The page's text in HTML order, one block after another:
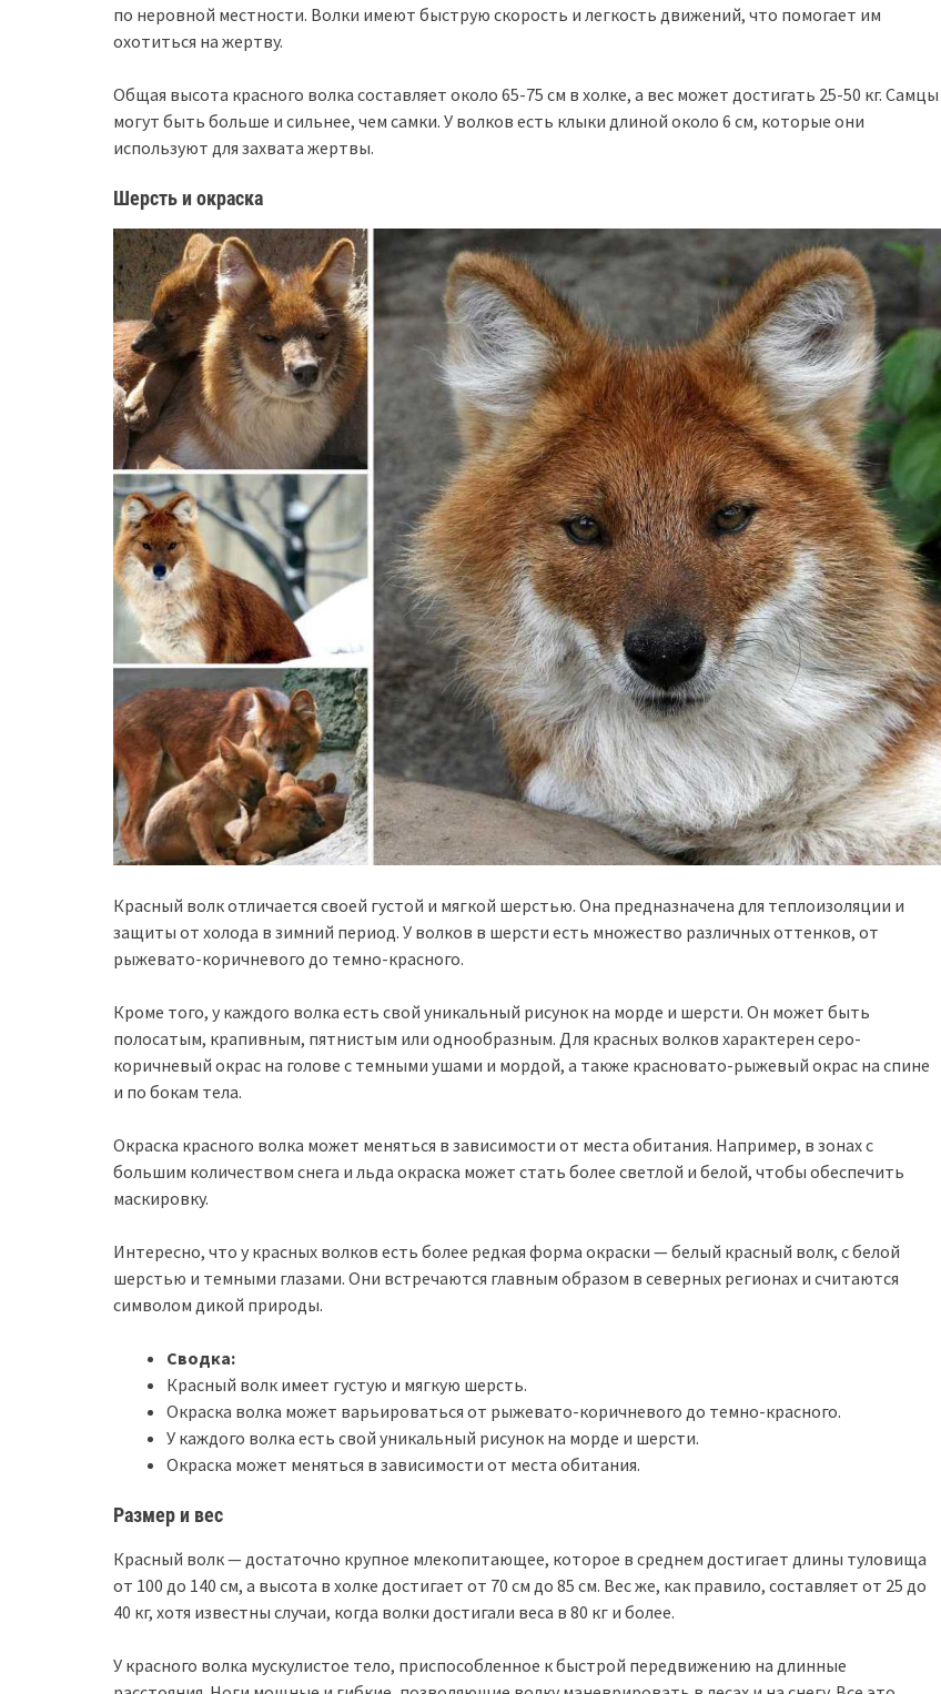
по неровной местности. Волки имеют быструю скорость и легкость движений, что помогает им
охотиться на жертву.
Общая высота красного волка составляет около 65-75 см в холке, а вес может достигать 25-50 кг. Самцы
могут быть больше и сильнее, чем самки. У волков есть клыки длиной около 6 см, которые они
используют для захвата жертвы.
Шерсть и окраска
Красный волк отличается своей густой и мягкой шерстью. Она предназначена для теплоизоляции и
защиты от холода в зимний период. У волков в шерсти есть множество различных оттенков, от
рыжевато-коричневого до темно-красного.
Кроме того, у каждого волка есть свой уникальный рисунок на морде и шерсти. Он может быть
полосатым, крапивным, пятнистым или однообразным. Для красных волков характерен серо-
коричневый окрас на голове с темными ушами и мордой, а также красновато-рыжевый окрас на спине
и по бокам тела.
Окраска красного волка может меняться в зависимости от места обитания. Например, в зонах с
большим количеством снега и льда окраска может стать более светлой и белой, чтобы обеспечить
маскировку.
Интересно, что у красных волков есть более редкая форма окраски — белый красный волк, с белой
шерстью и темными глазами. Они встречаются главным образом в северных регионах и считаются
символом дикой природы.
Сводка:
Красный волк имеет густую и мягкую шерсть.
Окраска волка может варьироваться от рыжевато-коричневого до темно-красного.
У каждого волка есть свой уникальный рисунок на морде и шерсти.
Окраска может меняться в зависимости от места обитания.
Размер и вес
Красный волк — достаточно крупное млекопитающее, которое в среднем достигает длины туловища
от 100 до 140 см, а высота в холке достигает от 70 см до 85 см. Вес же, как правило, составляет от 25 до
40 кг, хотя известны случаи, когда волки достигали веса в 80 кг и более.
У красного волка мускулистое тело, приспособленное к быстрой передвижению на длинные